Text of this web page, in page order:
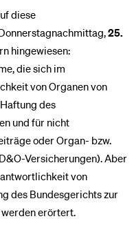
diese
25.
hingewiesen:
die sich im
von Organen von
des
und für nicht
oder Organ- bzw.
Versicherungen). Aber
von
des Bundesgerichts zur
erörtert.